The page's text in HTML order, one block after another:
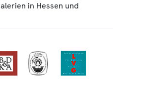
in Hessen und